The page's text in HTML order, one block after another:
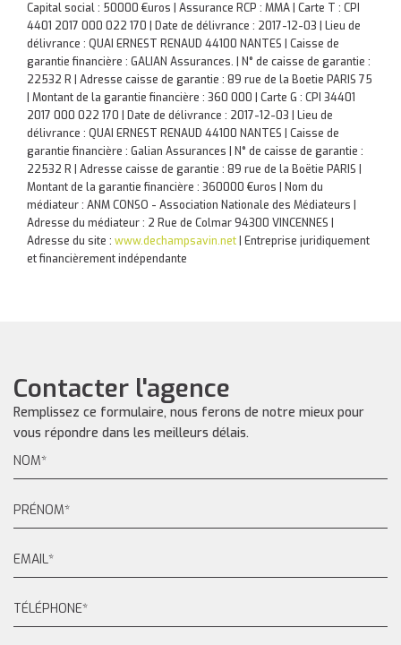
Capital social : 50000 €uros | Assurance RCP : MMA | Carte T : CPI
4401 2017 000 022 170 | Date de délivrance : 2017-12-03 | Lieu de
délivrance : QUAI ERNEST RENAUD 44100 NANTES | Caisse de
garantie financière : GALIAN Assurances. | N° de caisse de garantie :
22532 R | Adresse caisse de garantie : 89 rue de la Boetie PARIS 75
| Montant de la garantie financière : 360 000 | Carte G : CPI 34401
2017 000 022 170 | Date de délivrance : 2017-12-03 | Lieu de
délivrance : QUAI ERNEST RENAUD 44100 NANTES | Caisse de
garantie financière : Galian Assurances | N° de caisse de garantie :
22532 R | Adresse caisse de garantie : 89 rue de la Boëtie PARIS |
Montant de la garantie financière : 360000 €uros | Nom du
médiateur : ANM CONSO - Association Nationale des Médiateurs |
Adresse du médiateur : 2 Rue de Colmar 94300 VINCENNES |
Adresse du site : www.dechampsavin.net Entreprise juridiquement
et financièrement indépendante
Contacter l'agence
Remplissez ce formulaire, nous ferons de notre mieux pour
vous répondre dans les meilleurs délais.